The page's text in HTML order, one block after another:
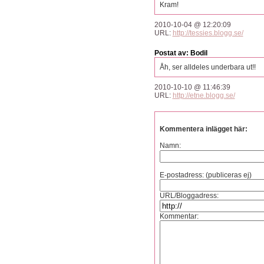
Kram!
2010-10-04 @ 12:20:09
URL: http://tessies.blogg.se/
Postat av: Bodil
Åh, ser alldeles underbara ut!!
2010-10-10 @ 11:46:39
URL: http://etne.blogg.se/
Kommentera inlägget här:
Namn:
E-postadress: (publiceras ej)
URL/Bloggadress:
Kommentar: